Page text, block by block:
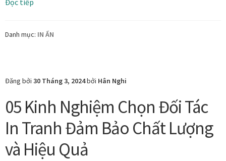
Đọc tiếp
In
TPHCM
Là
Lựa
Chọn
Uy
Tín
Danh mục: IN ẤN
Đăng bởi 30 Tháng 3, 2024bởi Hân Nghi
05 Kinh Nghiệm Chọn Đối Tác
In Tranh Đảm Bảo Chất Lượng
và Hiệu Quả